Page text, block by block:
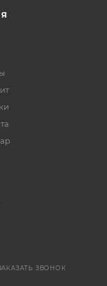
ЗВОНОК